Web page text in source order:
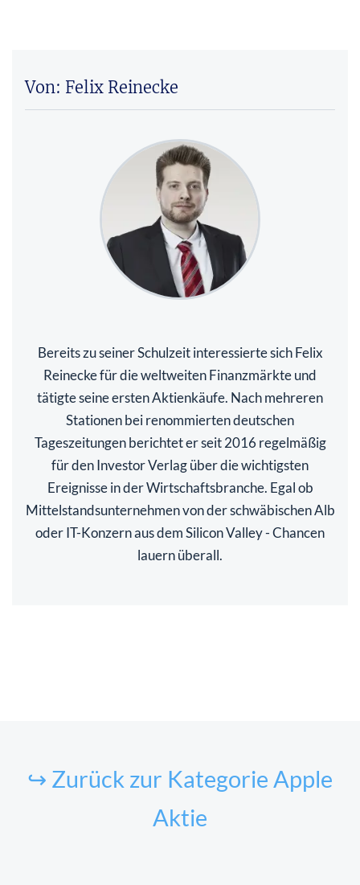
Von: Felix Reinecke
Bereits zu seiner Schulzeit interessierte sich Felix
Reinecke für die weltweiten Finanzmärkte und
tätigte seine ersten Aktienkäufe. Nach mehreren
Stationen bei renommierten deutschen
Tageszeitungen berichtet er seit 2016 regelmäßig
für den Investor Verlag über die wichtigsten
Ereignisse in der Wirtschaftsbranche. Egal ob
Mittelstandsunternehmen von der schwäbischen Alb
oder IT-Konzern aus dem Silicon Valley - Chancen
lauern überall.
↪ Zurück zur Kategorie Apple
Aktie